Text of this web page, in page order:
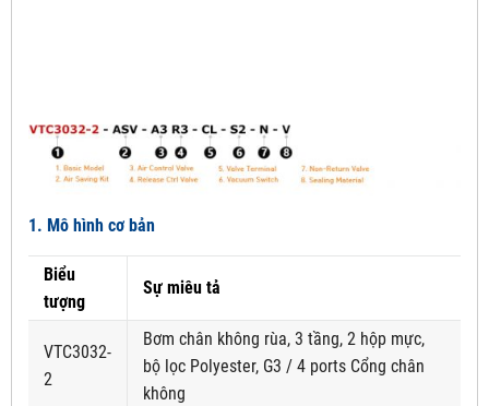
1. Mô hình cơ bản
Biểu
tượng
Sự miêu tả
VTC3032-
2
Bơm chân không rùa, 3 tầng, 2 hộp mực,
bộ lọc Polyester, G3 / 4 ports Cổng chân
không